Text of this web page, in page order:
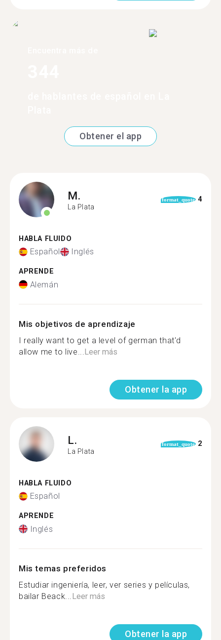
Obtener el app
M.
La Plata
format_quote 4
HABLA FLUIDO
Español Inglés
APRENDE
Alemán
Mis objetivos de aprendizaje
I really want to get a level of german that'd
allow me to live... Leer más
Obtener la app
L.
La Plata
format_quote 2
HABLA FLUIDO
Español
APRENDE
Inglés
Mis temas preferidos
Estudiar ingeniería, leer, ver series y películas,
bailar Beack... Leer más
Obtener la app